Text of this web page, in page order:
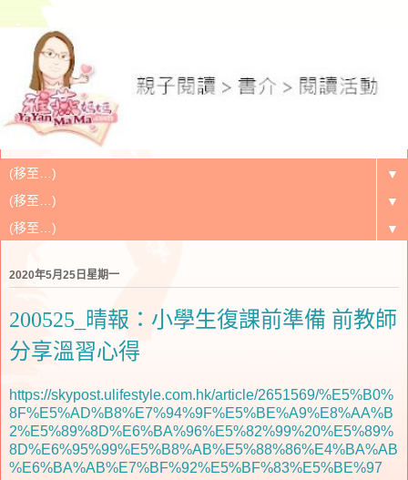
▼
▼
▼
2020年5月25日星期一
200525_晴報：小學生復課前準備 前教師
分享溫習心得
https://skypost.ulifestyle.com.hk/article/2651569/%E5%B0%
8F%E5%AD%B8%E7%94%9F%E5%BE%A9%E8%AA%B
2%E5%89%8D%E6%BA%96%E5%82%99%20%E5%89%
8D%E6%95%99%E5%B8%AB%E5%88%86%E4%BA%AB
%E6%BA%AB%E7%BF%92%E5%BF%83%E5%BE%97